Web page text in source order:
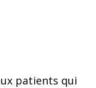
patients qui